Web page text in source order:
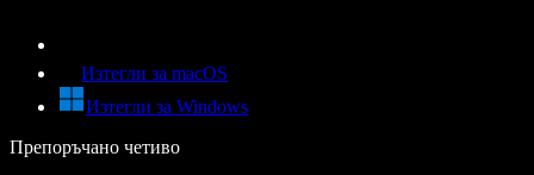
Изтегли за macOS
Изтегли за Windows
Препоръчано четиво